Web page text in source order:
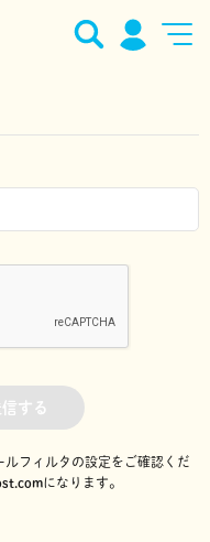
する
フィルタの設定をご確認くだ
になります。